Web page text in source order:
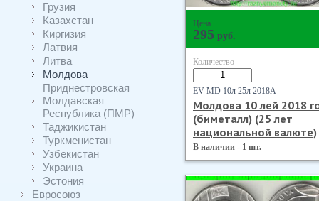
Грузия
Казахстан
Киргизия
Латвия
Литва
Молдова
Приднестровская
Молдавская
Республика (ПМР)
Таджикистан
Туркменистан
Узбекистан
Украина
Эстония
Евросоюз
Цена
295 руб.
Количество
EV-MD 10л 25л 2018А
Молдова 10 лей 2018
(биметалл) (25 лет
национальной валюте)
В наличии - 1 шт.